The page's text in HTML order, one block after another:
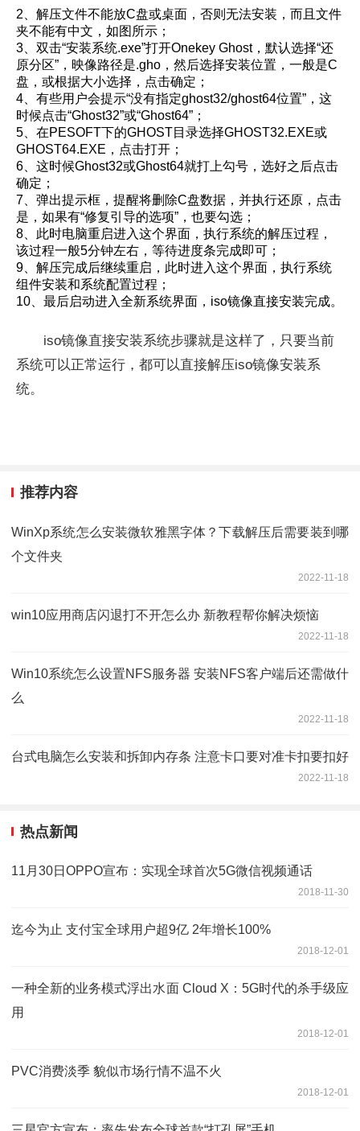
2、解压文件不能放C盘或桌面，否则无法安装，而且文件
夹不能有中文，如图所示；
3、双击“安装系统.exe”打开Onekey Ghost，默认选择“还
原分区”，映像路径是.gho，然后选择安装位置，一般是C
盘，或根据大小选择，点击确定；
4、有些用户会提示“没有指定ghost32/ghost64位置”，这
时候点击“Ghost32”或“Ghost64”；
5、在PESOFT下的GHOST目录选择GHOST32.EXE或
GHOST64.EXE，点击打开；
6、这时候Ghost32或Ghost64就打上勾号，选好之后点击
确定；
7、弹出提示框，提醒将删除C盘数据，并执行还原，点击
是，如果有“修复引导的选项”，也要勾选；
8、此时电脑重启进入这个界面，执行系统的解压过程，
该过程一般5分钟左右，等待进度条完成即可；
9、解压完成后继续重启，此时进入这个界面，执行系统
组件安装和系统配置过程；
10、最后启动进入全新系统界面，iso镜像直接安装完成。
iso镜像直接安装系统步骤就是这样了，只要当前
系统可以正常运行，都可以直接解压iso镜像安装系
统。
推荐内容
WinXp系统怎么安装微软雅黑字体？下载解压后需要装到哪
个文件夹
2022-11-18
win10应用商店闪退打不开怎么办 新教程帮你解决烦恼
2022-11-18
Win10系统怎么设置NFS服务器 安装NFS客户端后还需做什
么
2022-11-18
台式电脑怎么安装和拆卸内存条 注意卡口要对准卡扣要扣好
2022-11-18
热点新闻
11月30日OPPO宣布：实现全球首次5G微信视频通话
2018-11-30
迄今为止 支付宝全球用户超9亿 2年增长100%
2018-12-01
一种全新的业务模式浮出水面 Cloud X：5G时代的杀手级应
用
2018-12-01
PVC消费淡季 貌似市场行情不温不火
2018-12-01